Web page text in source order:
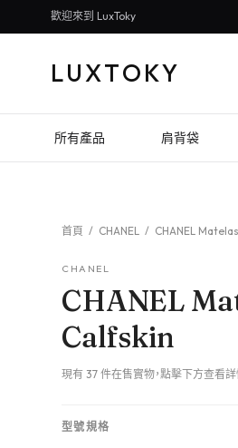
歡迎來到 LuxToky
LUXTOKY
所有產品 肩背袋
首頁 / CHANEL / CHANEL
CHANEL
CHANEL
Calfskin
現有 37 件在售實物，點擊下方查看
型號規格